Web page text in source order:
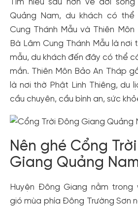
Tìm hiểu sâu hơn về đời
Quảng Nam, du khách có
Cung Thánh Mẫu và Thiên
Bà Lâm Cung Thánh Mẫu là nơi
mẫu, du khách đến đây có thể
mắn. Thiên Môn Bảo An Tháp
là nơi thờ Phật Linh Thiêng, du
cầu chuyên, cầu bình an, sức
Nên ghé Cổng
Giang Quảng
Huyện Đông Giang nằm trong
gió mùa phía Đông Trường Sơn
dành cho thành viên đến từ các đối
cho cộng đồng.
Đăng ký
Hoặc đăng nhập
Đăng nhập Facebook
Đăng